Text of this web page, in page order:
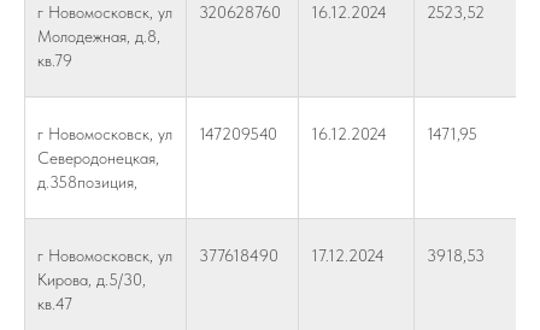
г Новомосковск, ул
Молодежная, д.8,
кв.79
320628760 16.12.2024 2523,52
г Новомосковск, ул
Северодонецкая,
д.358позиция,
147209540 16.12.2024 1471,95
г Новомосковск, ул
Кирова, д.5/30,
кв.47
377618490 17.12.2024 3918,53